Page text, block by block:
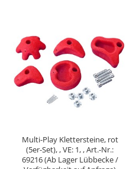
Multi-Play Klettersteine, rot
(5er-Set), , VE: 1, , Art.-Nr.:
69216 (Ab Lager Lübbecke /